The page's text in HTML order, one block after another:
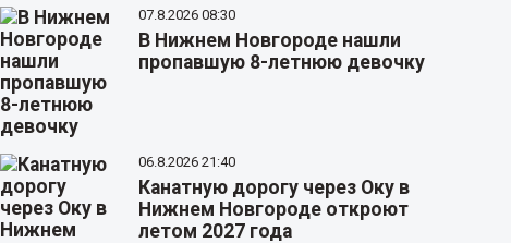
07.8.2026 08:30
В Нижнем Новгороде нашли
пропавшую 8-летнюю девочку
06.8.2026 21:40
Канатную дорогу через Оку в
Нижнем Новгороде откроют
летом 2027 года